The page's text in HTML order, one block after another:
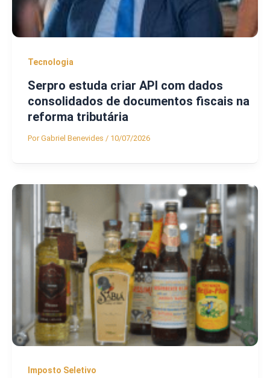
Tecnologia
Serpro estuda criar API com dados
consolidados de documentos fiscais na
reforma tributária
PorGabriel Benevides / 10/07/2026
Imposto Seletivo